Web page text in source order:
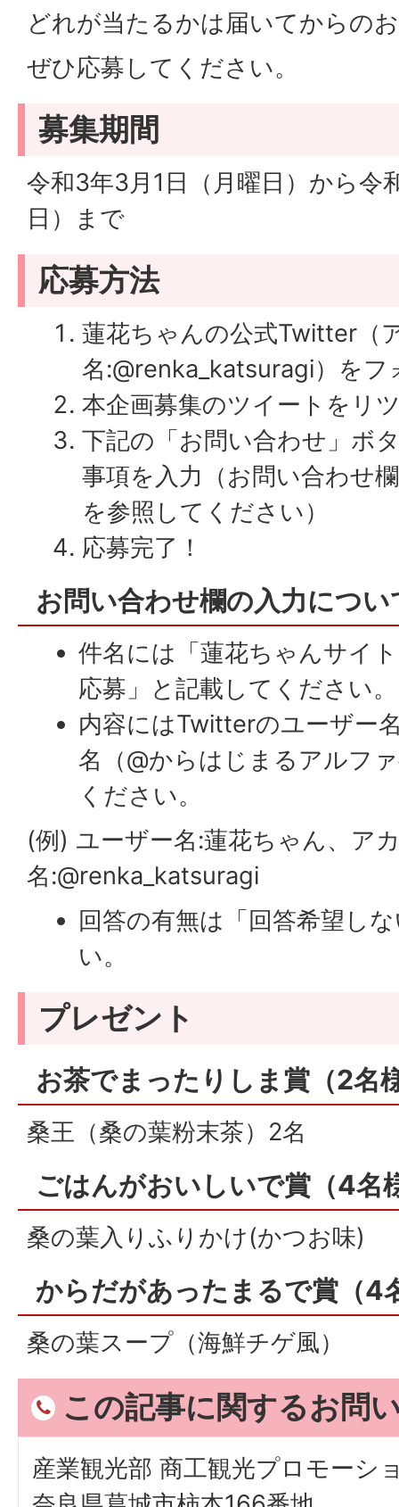
どれが当たるかは届いてからの
ぜひ応募してください。
募集期間
令和3年3月1日（月曜日）から令
日）まで
応募方法
蓮花ちゃんの公式Twitter（
名:@renka_katsuragi）をフ
本企画募集のツイートをリ
下記の「お問い合わせ」ボ
事項を入力（お問い合わせ
を参照してください）
応募完了！
お問い合わせ欄の入力につい
件名には「蓮花ちゃんサイ
応募」と記載してください。
内容にはTwitterのユーザー
名（@からはじまるアルフ
ください。
(例) ユーザー名:蓮花ちゃん、ア
名:@renka_katsuragi
回答の有無は「回答希望し
い。
プレゼント
お茶でまったりしま賞（2名
桑王（桑の葉粉末茶）2名
ごはんがおいしいで賞（4名
桑の葉入りふりかけ(かつお味)
からだがあったまるで賞（4
桑の葉スープ（海鮮チゲ風）
この記事に関するお問
産業観光部 商工観光プロモーシ